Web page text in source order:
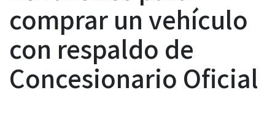
comprar un vehículo
con respaldo de
Concesionario Oficial